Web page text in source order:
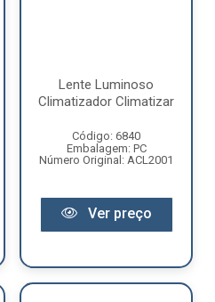
Lente Luminoso
Climatizador Climatizar
Código: 6840
Embalagem: PC
Número Original: ACL2001
Ver preço